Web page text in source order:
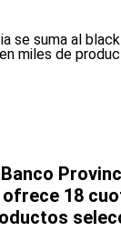
Banco
ofrece 18